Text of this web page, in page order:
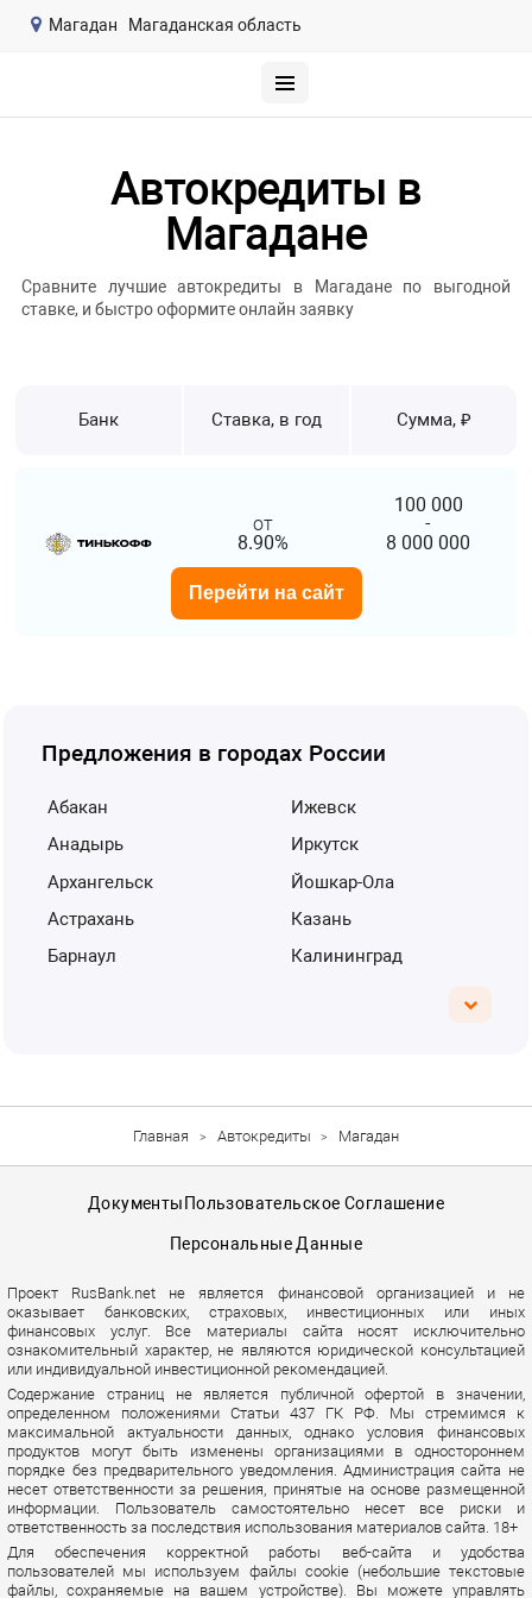
Магадан Магаданская область
Автокредиты в
Магадане
Сравните лучшие автокредиты в Магадане по выгодной
ставке, и быстро оформите онлайн заявку
Банк Ставка, в год Сумма, ₽
от
8.90%
100 000
-
8 000 000
Перейти на сайт
Предложения в городах России
Абакан
Анадырь
Архангельск
Астрахань
Барнаул
Ижевск
Иркутск
Йошкар-Ола
Казань
Калининград
Главная Автокредиты Магадан
Документы Пользовательское Соглашение
Персональные Данные
Проект RusBank.net не является финансовой организацией и не
оказывает банковских, страховых, инвестиционных или иных
финансовых услуг. Все материалы сайта носят исключительно
ознакомительный характер, не являются юридической консультацией
или индивидуальной инвестиционной рекомендацией.
Содержание страниц не является публичной офертой в значении,
определенном положениями Статьи 437 ГК РФ. Мы стремимся к
максимальной актуальности данных, однако условия финансовых
продуктов могут быть изменены организациями в одностороннем
порядке без предварительного уведомления. Администрация сайта не
несет ответственности за решения, принятые на основе размещенной
информации. Пользователь самостоятельно несет все риски и
ответственность за последствия использования материалов сайта. 18+
Для обеспечения корректной работы веб-сайта и удобства
пользователей мы используем файлы cookie (небольшие текстовые
файлы, сохраняемые на вашем устройстве). Вы можете управлять